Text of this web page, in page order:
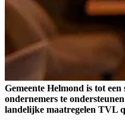
Gemeente Helmond is tot
ondernemers te
landelijke maatregelen TVL